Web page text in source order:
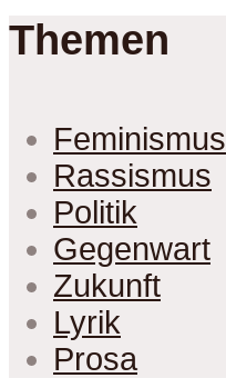
Themen
Feminismus
Rassismus
Politik
Gegenwart
Zukunft
Lyrik
Prosa